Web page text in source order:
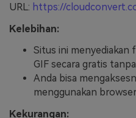
URL: https://
Kelebihan:
Situs ini menyediakan
GIF secara gratis
Anda bisa
menggunakan
Kekurangan: